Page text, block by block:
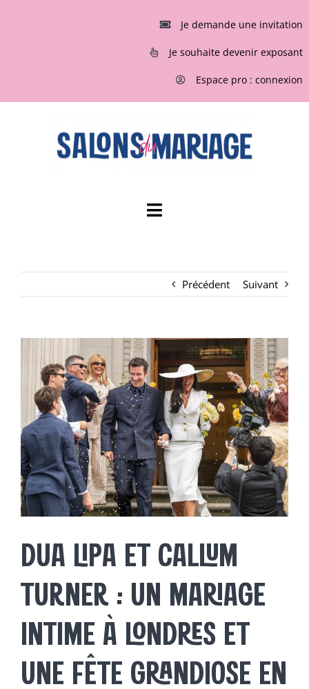
Je souhaite devenir exposant
Espace pro : connexion
Je demande une invitation
Toggle
EXPOSANTS
BLOG
A PROPOS
CONTACT
Précédent Suivant
l'image
agrandie
DUA LIPA ET CALLUM
TURNER : UN MARIAGE
INTIME À LONDRES ET
UNE FÊTE GRANDIOSE EN